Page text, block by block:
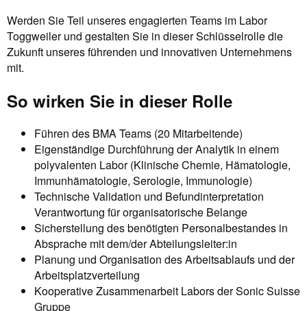
Werden Sie Teil unseres engagierten Teams im Labor
Toggweiler und gestalten Sie in dieser Schlüsselrolle die
Zukunft unseres führenden und innovativen Unternehmens
mit.
So wirken Sie in dieser Rolle
Führen des BMA Teams (20 Mitarbeitende)
Eigenständige Durchführung der Analytik in einem
polyvalenten Labor (Klinische Chemie, Hämatologie,
Immunhämatologie, Serologie, Immunologie)
Technische Validation und Befundinterpretation
Verantwortung für organisatorische Belange
Sicherstellung des benötigten Personalbestandes in
Absprache mit dem/der Abteilungsleiter:in
Planung und Organisation des Arbeitsablaufs und der
Arbeitsplatzverteilung
Kooperative Zusammenarbeit Labors der Sonic Suisse
Gruppe